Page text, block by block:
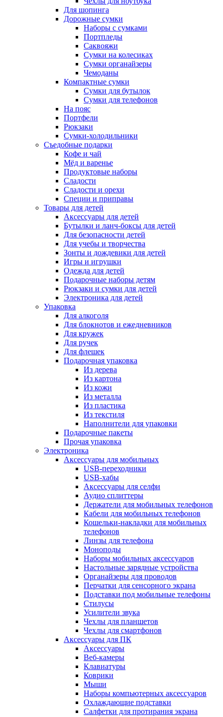
Для шопинга
Дорожные сумки
Наборы с сумками
Портпледы
Саквояжи
Сумки на колесиках
Сумки органайзеры
Чемоданы
Компактные сумки
Сумки для бутылок
Сумки для телефонов
На пояс
Портфели
Рюкзаки
Сумки-холодильники
Съедобные подарки
Кофе и чай
Мёд и варенье
Продуктовые наборы
Сладости
Сладости и орехи
Специи и приправы
Товары для детей
Аксессуары для детей
Бутылки и ланч-боксы для детей
Для безопасности детей
Для учебы и творчества
Зонты и дождевики для детей
Игры и игрушки
Одежда для детей
Подарочные наборы детям
Рюкзаки и сумки для детей
Электроника для детей
Упаковка
Для алкоголя
Для блокнотов и ежедневников
Для кружек
Для ручек
Для флешек
Подарочная упаковка
Из дерева
Из картона
Из кожи
Из металла
Из пластика
Из текстиля
Наполнители для упаковки
Подарочные пакеты
Прочая упаковка
Электроника
Аксессуары для мобильных
USB-переходники
USB-хабы
Аксессуары для селфи
Аудио сплиттеры
Держатели для мобильных телефонов
Кабели для мобильных телефонов
Кошельки-накладки для мобильных
телефонов
Линзы для телефона
Моноподы
Наборы мобильных аксессуаров
Настольные зарядные устройства
Органайзеры для проводов
Перчатки для сенсорного экрана
Подставки под мобильные телефоны
Стилусы
Усилители звука
Чехлы для планшетов
Чехлы для смартфонов
Аксессуары для ПК
Аксессуары
Веб-камеры
Клавиатуры
Коврики
Мыши
Наборы компьютерных аксессуаров
Охлаждающие подставки
Салфетки для протирания экрана